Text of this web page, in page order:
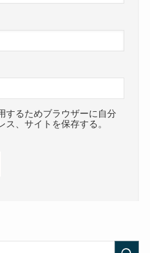
するためブラウザーに自分
ス、サイトを保存する。